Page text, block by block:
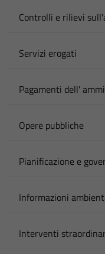
Controlli e rilievi
Servizi erogati
Pagamenti dell'
Opere pubbliche
Pianificazione e
Informazioni
Interventi